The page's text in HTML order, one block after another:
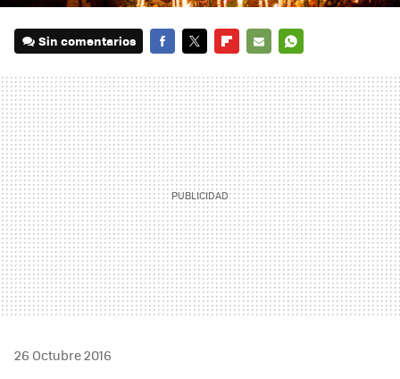
Sin comentarios
MAIL
26 Octubre 2016